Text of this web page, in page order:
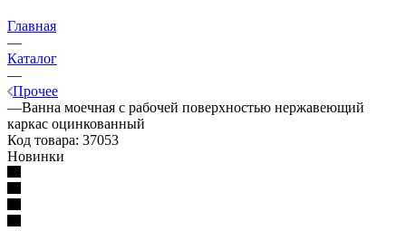
Главная
—
Каталог
—
Прочее
—Ванна моечная с рабочей поверхностью нержавеющий
каркас оцинкованный
Код товара: 37053
Новинки